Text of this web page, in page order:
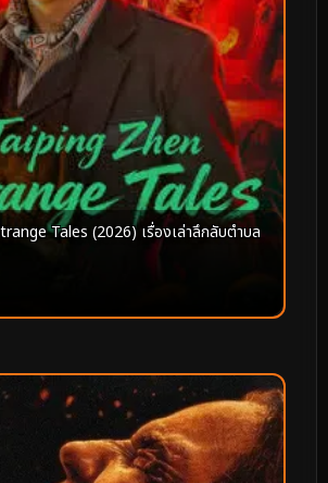
Tales (2026) เรื่องเล่าลึกลับตำบล